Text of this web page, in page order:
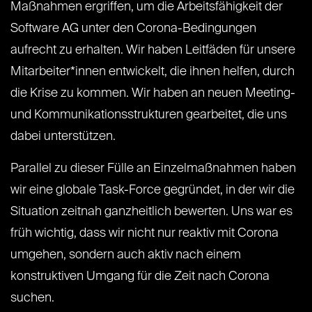
Maßnahmen ergriffen, um die Arbeitsfähigkeit der
Software AG unter den Corona-Bedingungen
aufrecht zu erhalten. Wir haben Leitfäden für unsere
Mitarbeiter*innen entwickelt, die ihnen helfen, durch
die Krise zu kommen. Wir haben an neuen Meeting-
und Kommunikationsstrukturen gearbeitet, die uns
dabei unterstützen.
Parallel zu dieser Fülle an Einzelmaßnahmen haben
wir eine globale Task-Force gegründet, in der wir die
Situation zeitnah ganzheitlich bewerten. Uns war es
früh wichtig, dass wir nicht nur reaktiv mit Corona
umgehen, sondern auch aktiv nach einem
konstruktiven Umgang für die Zeit nach Corona
suchen.